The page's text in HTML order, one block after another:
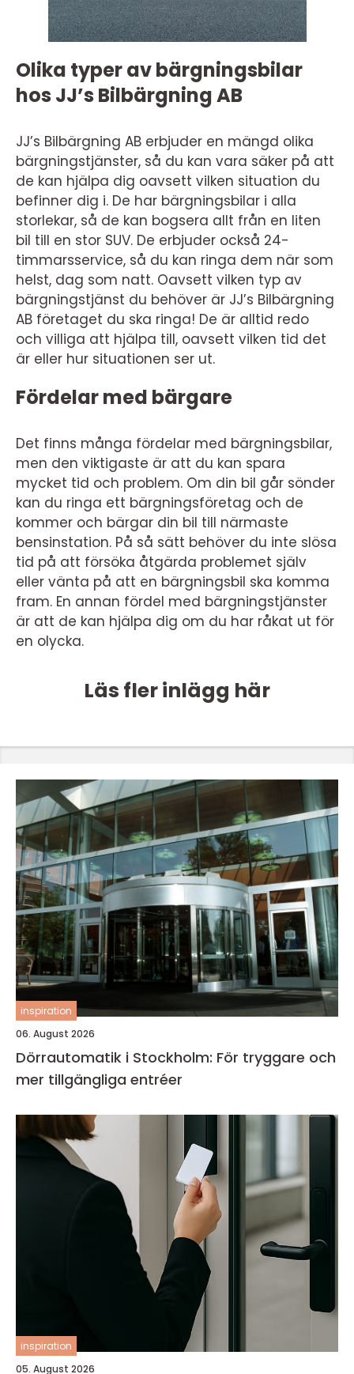
Olika typer av bärgningsbilar
hos JJ’s Bilbärgning AB
JJ’s Bilbärgning AB erbjuder en mängd olika
bärgningstjänster, så du kan vara säker på att
de kan hjälpa dig oavsett vilken situation du
befinner dig i. De har bärgningsbilar i alla
storlekar, så de kan bogsera allt från en liten
bil till en stor SUV. De erbjuder också 24-
timmarsservice, så du kan ringa dem när som
helst, dag som natt. Oavsett vilken typ av
bärgningstjänst du behöver är JJ’s Bilbärgning
AB företaget du ska ringa! De är alltid redo
och villiga att hjälpa till, oavsett vilken tid det
är eller hur situationen ser ut.
Fördelar med bärgare
Det finns många fördelar med bärgningsbilar,
men den viktigaste är att du kan spara
mycket tid och problem. Om din bil går sönder
kan du ringa ett bärgningsföretag och de
kommer och bärgar din bil till närmaste
bensinstation. På så sätt behöver du inte slösa
tid på att försöka åtgärda problemet själv
eller vänta på att en bärgningsbil ska komma
fram. En annan fördel med bärgningstjänster
är att de kan hjälpa dig om du har råkat ut för
en olycka.
Läs fler inlägg här
inspiration
06. August 2026
Dörrautomatik i Stockholm: För tryggare och
mer tillgängliga entréer
inspiration
05. August 2026